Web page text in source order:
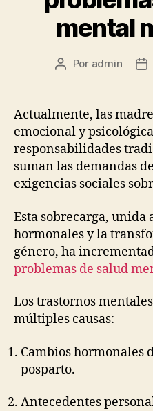
mental
Autor
publicación
Por admin
Actualmente, las
emocional y
responsabilidades
suman las demandas
exigencias sociales
Esta sobrecarga, unida
hormonales y la
género, ha
problemas de salud
Los trastornos
múltiples causas:
Cambios hormonales
posparto.
Antecedentes